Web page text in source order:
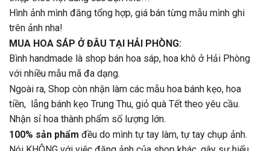
Hình ảnh mình đăng tổng hợp, giá bán từng mẫu mình ghi
trên ảnh nha!
MUA HOA SÁP Ở ĐÂU TẠI HẢI PHÒNG:
Bình handmade là shop bán hoa sáp, hoa khô ở Hải Phòng
với nhiều mẫu mã đa dạng.
Ngoài ra, Shop còn nhận làm các mẫu hoa bánh kẹo, hoa
tiền, lẵng bánh kẹo Trung Thu, giỏ quà Tết theo yêu cầu.
Nhận sỉ hoa thành phẩm số lượng lớn.
100% sản phẩm đều do mình tự tay làm, tự tay chụp ảnh.